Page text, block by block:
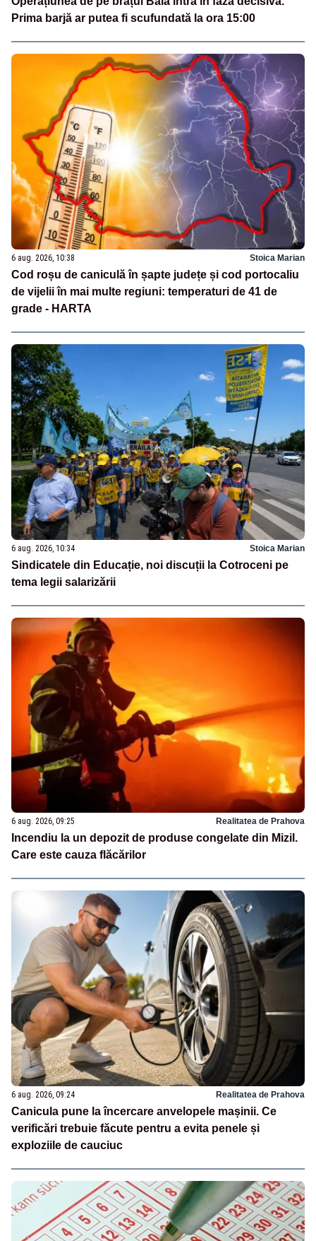
Prima barjă ar putea fi scufundată la ora 15:00
6 aug. 2026, 10:38 Stoica Marian
Cod roșu de caniculă în șapte județe și cod portocaliu
de vijelii în mai multe regiuni: temperaturi de 41 de
grade - HARTA
6 aug. 2026, 10:34 Stoica Marian
Sindicatele din Educație, noi discuții la Cotroceni pe
tema legii salarizării
6 aug. 2026, 09:25 Realitatea de Prahova
Incendiu la un depozit de produse congelate din Mizil.
Care este cauza flăcărilor
6 aug. 2026, 09:24 Realitatea de Prahova
Canicula pune la încercare anvelopele mașinii. Ce
verificări trebuie făcute pentru a evita penele și
exploziile de cauciuc